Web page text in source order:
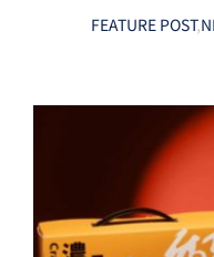
FEATURE POST,